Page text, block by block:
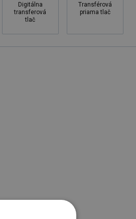
Digitálna
transferová
tlač
Transférová
priama tlač